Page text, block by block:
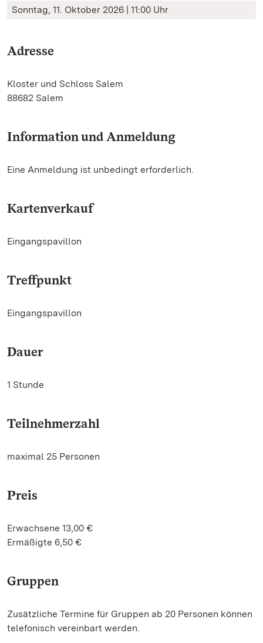
Sonntag, 11. Oktober 2026 | 11:00 Uhr
Adresse
Kloster und Schloss Salem
88682 Salem
Information und Anmeldung
Eine Anmeldung ist unbedingt erforderlich.
Kartenverkauf
Eingangspavillon
Treffpunkt
Eingangspavillon
Dauer
1 Stunde
Teilnehmerzahl
maximal 25 Personen
Preis
Erwachsene 13,00 €
Ermäßigte 6,50 €
Gruppen
Zusätzliche Termine für Gruppen ab 20 Personen können
telefonisch vereinbart werden.